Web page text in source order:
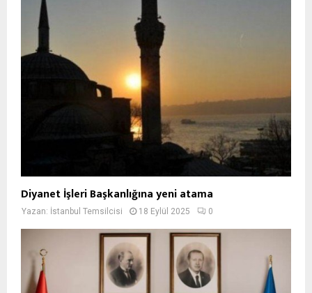
Diyanet İşleri Başkanlığına yeni atama
Yazan: İstanbul Temsilcisi 18 Eylül 2025 0